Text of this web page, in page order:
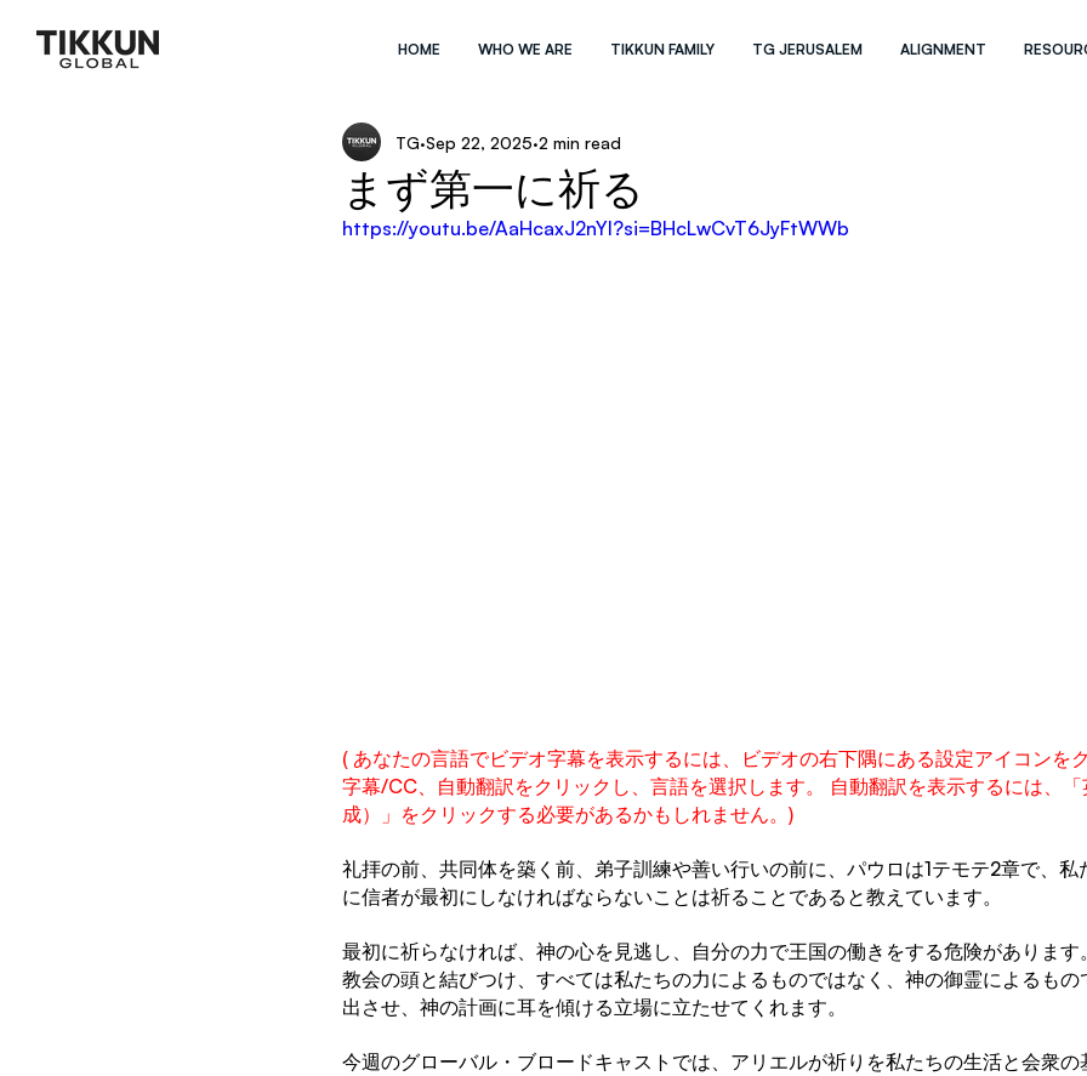
HOME WHO WE ARE TIKKUN FAMILY TG JERUSALEM ALIGNMENT
まず第一に祈る
TG Sep 22, 2025 2 min read
https://youtu.be/AaHcaxJ2nYI?si=BHcLwCvT6JyFtWWb
( あなたの言語でビデオ字幕を表示するには、ビデオの右下隅にある設定アイコンを
字幕/CC、自動翻訳をクリックし、言語を選択します。 自動翻訳を表示するには、
成）」をクリックする必要があるかもしれません。)
礼拝の前、共同体を築く前、弟子訓練や善い行いの前に、パウロは1テモテ2章で、私
に信者が最初にしなければならないことは祈ることであると教えています。
最初に祈らなければ、神の心を見逃し、自分の力で王国の働きをする危険があります
教会の頭と結びつけ、すべては私たちの力によるものではなく、神の御霊によるもの
出させ、神の計画に耳を傾ける立場に立たせてくれます。
今週のグローバル・ブロードキャストでは、アリエルが祈りを私たちの生活と会衆の